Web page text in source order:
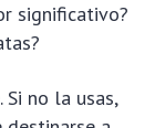
significativo?
Si no la usas,